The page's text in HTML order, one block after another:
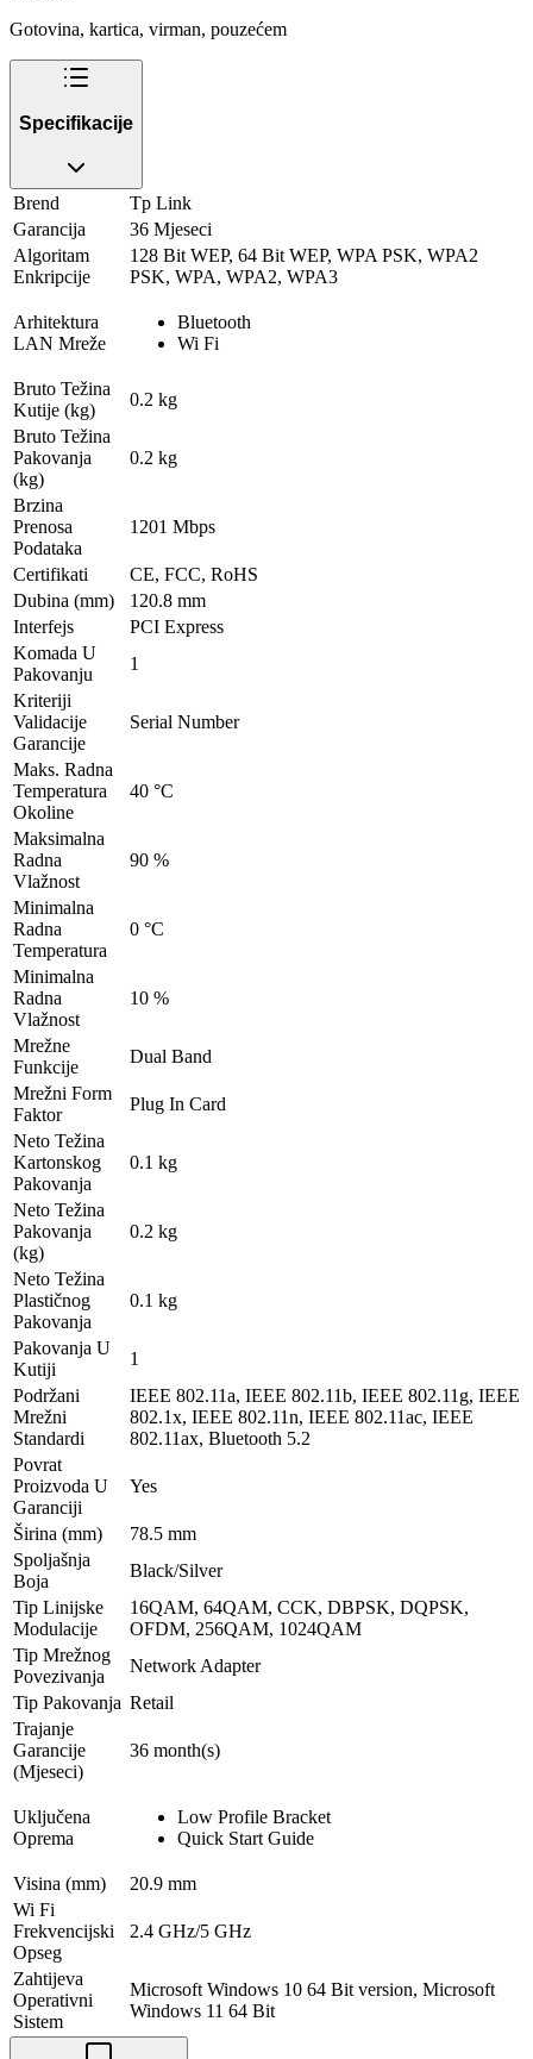
Gotovina, kartica, virman, pouzećem
Specifikacije
Brend
Tp Link
Garancija
36 Mjeseci
Algoritam
Enkripcije
128 Bit WEP, 64 Bit WEP, WPA PSK, WPA2
PSK, WPA, WPA2, WPA3
Arhitektura
LAN Mreže
Bluetooth
Wi Fi
Bruto Težina
Kutije (kg)
0.2 kg
Bruto Težina
Pakovanja
(kg)
0.2 kg
Brzina
Prenosa
Podataka
1201 Mbps
Certifikati
CE, FCC, RoHS
Dubina (mm)
120.8 mm
Interfejs
PCI Express
Komada U
Pakovanju
1
Kriteriji
Validacije
Garancije
Serial Number
Maks. Radna
Temperatura
Okoline
40 °C
Maksimalna
Radna
Vlažnost
90 %
Minimalna
Radna
Temperatura
0 °C
Minimalna
Radna
Vlažnost
10 %
Mrežne
Funkcije
Dual Band
Mrežni Form
Faktor
Plug In Card
Neto Težina
Kartonskog
Pakovanja
0.1 kg
Neto Težina
Pakovanja
(kg)
0.2 kg
Neto Težina
Plastičnog
Pakovanja
0.1 kg
Pakovanja U
Kutiji
1
Podržani
Mrežni
Standardi
IEEE 802.11a, IEEE 802.11b, IEEE 802.11g, IEEE
802.1x, IEEE 802.11n, IEEE 802.11ac, IEEE
802.11ax, Bluetooth 5.2
Povrat
Proizvoda U
Garanciji
Yes
Širina (mm)
78.5 mm
Spoljašnja
Boja
Black/Silver
Tip Linijske
Modulacije
16QAM, 64QAM, CCK, DBPSK, DQPSK,
OFDM, 256QAM, 1024QAM
Tip Mrežnog
Povezivanja
Network Adapter
Tip Pakovanja Retail
Trajanje
Garancije
(Mjeseci)
36 month(s)
Uključena
Oprema
Low Profile Bracket
Quick Start Guide
Visina (mm)
20.9 mm
Wi Fi
Frekvencijski
Opseg
2.4 GHz/5 GHz
Zahtijeva
Operativni
Sistem
Microsoft Windows 10 64 Bit version, Microsoft
Windows 11 64 Bit